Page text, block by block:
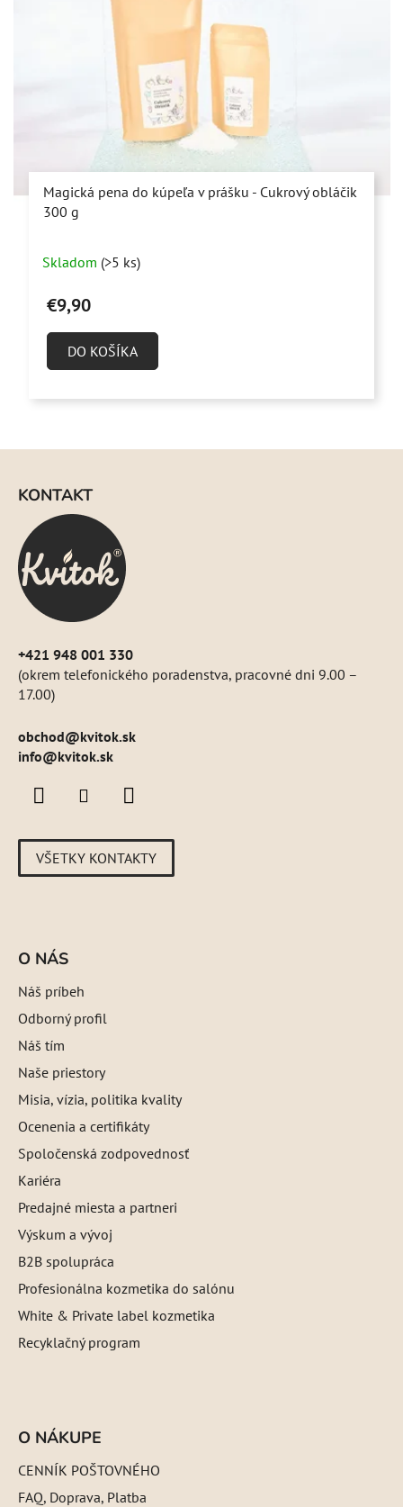
Magická pena do kúpeľa v prášku - Cukrový obláčik
300 g
hodnotenie
produktu
z
Skladom (>5 ks)
€9,90
DO KOŠÍKA
KONTAKT
+421 948 001 330
(okrem telefonického poradenstva, pracovné dni 9.00 –
17.00)
obchod@kvitok.sk
info@kvitok.sk
VŠETKY KONTAKTY
O NÁS
Náš príbeh
Odborný profil
Náš tím
Naše priestory
Misia, vízia, politika kvality
Ocenenia a certifikáty
Spoločenská zodpovednosť
Kariéra
Predajné miesta a partneri
Výskum a vývoj
B2B spolupráca
Profesionálna kozmetika do salónu
White & Private label kozmetika
Recyklačný program
O NÁKUPE
CENNÍK POŠTOVNÉHO
FAQ, Doprava, Platba